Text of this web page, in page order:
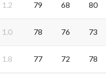
1.2 79 68 80
1.0 78 76 73
1.8 77 72 78